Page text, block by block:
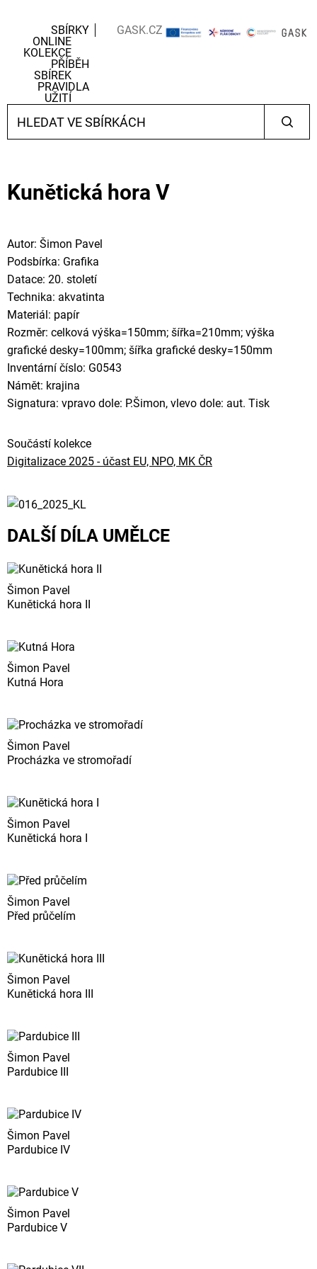
SBÍRKY
ONLINE
KOLEKCE
PŘÍBĚH
SBÍREK
PRAVIDLA
UŽITÍ
GASK.CZ
Kunětická hora V
Autor: Šimon Pavel
Podsbírka: Grafika
Datace: 20. století
Technika: akvatinta
Materiál: papír
Rozměr: celková výška=150mm; šířka=210mm; výška
grafické desky=100mm; šířka grafické desky=150mm
Inventární číslo: G0543
Námět: krajina
Signatura: vpravo dole: P.Šimon, vlevo dole: aut. Tisk
Součástí kolekce
Digitalizace 2025 - účast EU, NPO, MK ČR
DALŠÍ DÍLA UMĚLCE
Šimon Pavel
Kunětická hora II
Šimon Pavel
Kutná Hora
Šimon Pavel
Procházka ve stromořadí
Šimon Pavel
Kunětická hora I
Šimon Pavel
Před průčelím
Šimon Pavel
Kunětická hora III
Šimon Pavel
Pardubice III
Šimon Pavel
Pardubice IV
Šimon Pavel
Pardubice V